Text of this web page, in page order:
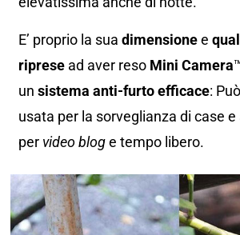
E’ proprio la sua dimensionee
riprese ad aver reso Mini Camera
un sistema anti-furto efficace:
usata per la sorveglianza di case
per video bloge tempo libero.